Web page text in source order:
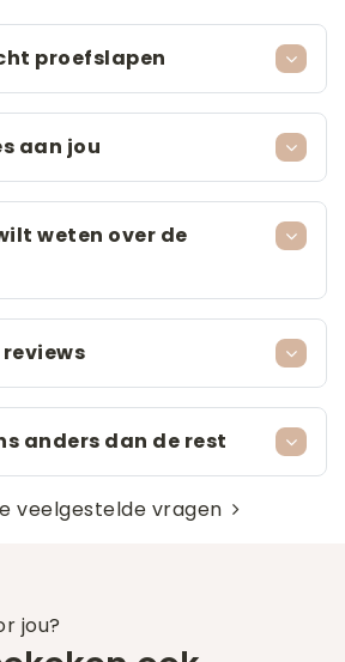
proefslapen
aan jou
weten over de
anders dan de rest
veelgestelde vragen
jou?